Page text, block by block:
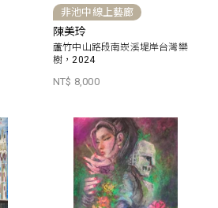
非池中線上藝廊
陳美玲
蘆竹中山路段南崁溪堤岸台灣欒
樹，2024
NT$ 8,000